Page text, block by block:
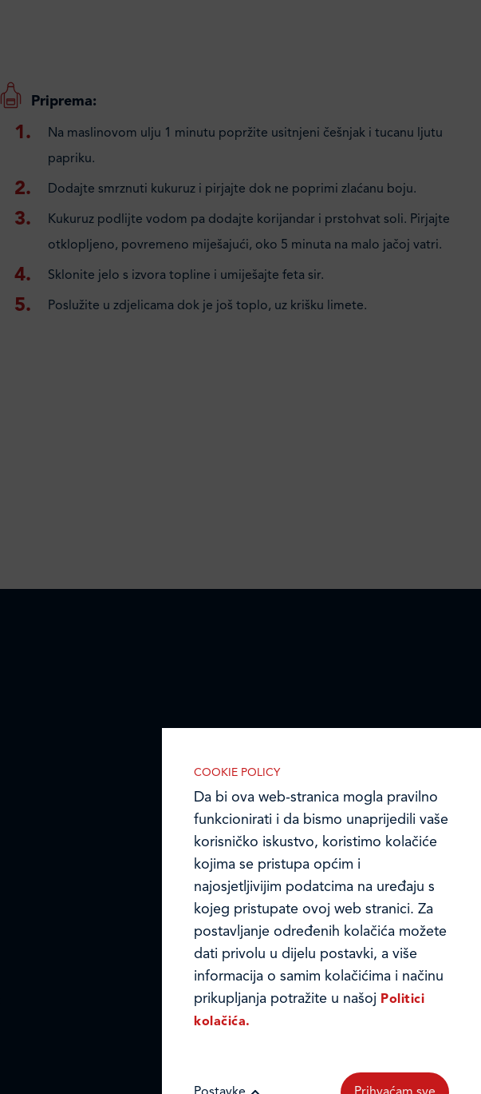
Priprema:
Na maslinovom ulju 1 minutu popržite usitnjeni češnjak i tucanu ljutu
papriku.
Dodajte smrznuti kukuruz i pirjajte dok ne poprimi zlaćanu boju.
Kukuruz podlijte vodom pa dodajte korijandar i prstohvat soli. Pirjajte
otklopljeno, povremeno miješajući, oko 5 minuta na malo jačoj vatri.
Sklonite jelo s izvora topline i umiješajte feta sir.
Poslužite u zdjelicama dok je još toplo, uz krišku limete.
COOKIE POLICY
Da bi ova web-stranica mogla pravilno
funkcionirati i da bismo unaprijedili vaše
korisničko iskustvo, koristimo kolačiće
kojima se pristupa općim i
najosjetljivijim podatcima na uređaju s
kojeg pristupate ovoj web stranici. Za
postavljanje određenih kolačića možete
dati privolu u dijelu postavki, a više
informacija o samim kolačićima i načinu
prikupljanja potražite u našoj Politici
kolačića.
IZABERITE KOLAČIĆE NA STRANICI
Omogućite ili onemogućite web-
stranici upotrebu funkcionalnih i/ili
reklamnih kolačića opisanih u nastavku: